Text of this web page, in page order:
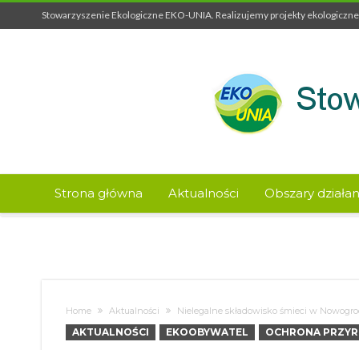
Stowarzyszenie Ekologiczne EKO-UNIA. Realizujemy projekty ekologiczne
Strona główna Aktualności Obszary
Home Aktualności Nielegalne składowisko śmieci w
AKTUALNOŚCI EKOOBYWATEL OCHRONA